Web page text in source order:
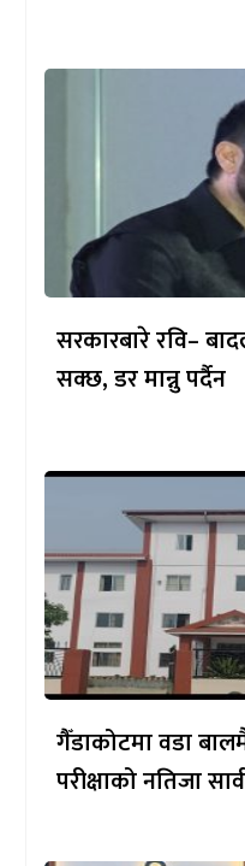
सरकारबारे रवि–
सक्छ, डर मान्नु पर्दैन
गैँडाकोटमा वडा
परीक्षाको नतिजा